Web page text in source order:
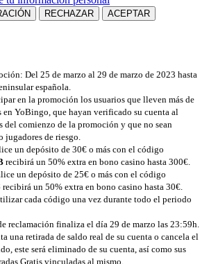
Del 25 de marzo al 29 de marzo de 2023 hasta
española.
en la promoción los usuarios que lleven más de
en YoBingo, que hayan verificado su cuenta al
del comienzo de la promoción y que no sean
jugadores de riesgo.
un depósito de 30€ o más con el código
recibirá un 50% extra en bono casino hasta 300€.
un depósito de 25€ o más con el código
recibirá un 50% extra en bono casino hasta 30€.
cada código una vez durante todo el periodo
reclamación finaliza el día 29 de marzo las 23:59h.
una retirada de saldo real de su cuenta o cancela el
este será eliminado de su cuenta, así como sus
Gratis vinculadas al mismo.
RECHAZAR ACEPTAR